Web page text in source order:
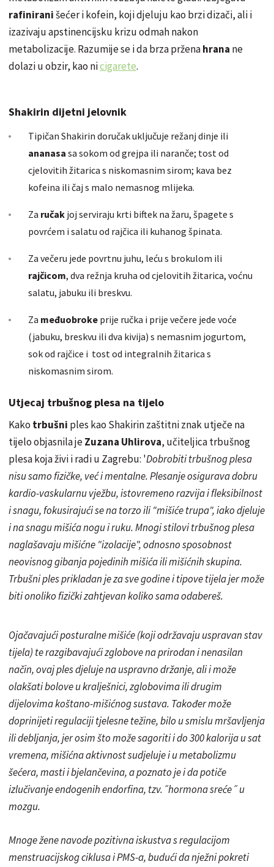
rafiniranišećer i kofein, koji djeluju kao brzi dizači, ali i
izazivaju apstinencijsku krizu odmah nakon
metabolizacije. Razumije se i da brza prženahrana ne
dolazi u obzir, kao nicigarete.
Shakirin dijetni jelovnik
Tipičan Shakirin doručak uključuje režanj dinje ili
ananasa sa sokom od grejpa ili naranče; tost od
cjelovitih žitarica s niskomasnim sirom; kava bez
kofeina ili čaj s malo nemasnog mlijeka.
Za ručak joj serviraju krti biftek na žaru, špagete s
povrćem i salatu od rajčica ili kuhanog špinata.
Za večeru jede povrtnu juhu, leću s brokulom ili
rajčicom, dva režnja kruha od cjelovitih žitarica, voćnu
salatu, jabuku ili breskvu.
Za međuobroke prije ručka i prije večere jede voće
(jabuku, breskvu ili dva kivija) s nemasnim jogurtom,
sok od rajčice i tost od integralnih žitarica s
niskomasnim sirom.
Utjecaj trbušnog plesa na tijelo
Kako trbušni ples kao Shakirin zaštitni znak utječe na
tijeloobjasnila jeZuzana Uhlirova, učiteljica trbušnog
plesa koja živi i radi u Zagrebu: 'Dobrobiti trbušnog plesa
nisu samo fizičke, već i mentalne. Plesanje osigurava dobru
kardio-vaskularnu vježbu, istovremeno razvija i fleksibilnost
i snagu, fokusirajući se na torzo ili "mišiće trupa", iako djeluje
i na snagu mišića nogu i ruku. Mnogi stilovi trbušnog plesa
naglašavaju mišićne "izolacije", odnosno sposobnost
neovisnog gibanja pojedinih mišića ili mišićnih skupina.
Trbušni ples prikladan je za sve godine i tipove tijela jer može
biti onoliko fizički zahtjevan koliko sama odabereš.
Ojačavajući posturalne mišiće (koji održavaju uspravan stav
tijela) te razgibavajući zglobove na prirodan i nenasilan
način, ovaj ples djeluje na uspravno držanje, ali i može
olakšati bolove u kralješnici, zglobovima ili drugim
dijelovima koštano-mišićnog sustava. Također može
doprinijeti regulaciji tjelesne težine, bilo u smislu mršavljenja
ili debljanja, jer osim što možesagoritii do 300 kalorija u sat
vremena, mišićna aktivnost sudjeluje i u metabolizmu
šećera, masti i bjelančevina, a poznato je i da potiče
izlučivanje endogenih endorfina, tzv.˝hormona sreće˝ u
mozgu.
Mnoge žene navode pozitivna iskustva s regulacijom
menstruacijskog ciklusa i PMS-a, budući da nježni pokreti